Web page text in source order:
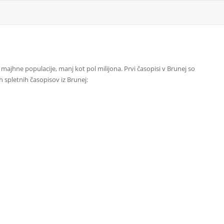
populacije, manj kot pol milijona. Prvi časopisi v Brunej so
spletnih časopisov iz Brunej: